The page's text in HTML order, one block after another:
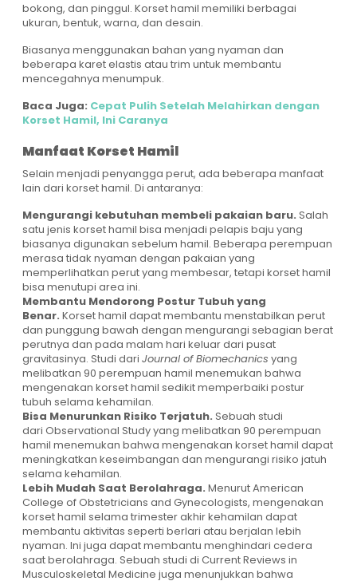
bokong, dan pinggul. Korset hamil memiliki berbagai
ukuran, bentuk, warna, dan desain.
Biasanya menggunakan bahan yang nyaman dan
beberapa karet elastis atau trim untuk membantu
mencegahnya menumpuk.
Baca Juga: Cepat Pulih Setelah Melahirkan dengan
Korset Hamil, Ini Caranya
Manfaat Korset Hamil
Selain menjadi penyangga perut, ada beberapa manfaat
lain dari korset hamil. Di antaranya:
Mengurangi kebutuhan membeli pakaian baru. Salah
satu jenis korset hamil bisa menjadi pelapis baju yang
biasanya digunakan sebelum hamil. Beberapa perempuan
merasa tidak nyaman dengan pakaian yang
memperlihatkan perut yang membesar, tetapi korset hamil
bisa menutupi area ini.
Membantu Mendorong Postur Tubuh yang
Benar. Korset hamil dapat membantu menstabilkan perut
dan punggung bawah dengan mengurangi sebagian berat
perutnya dan pada malam hari keluar dari pusat
gravitasinya. Studi dari Journal of Biomechanics yang
melibatkan 90 perempuan hamil menemukan bahwa
mengenakan korset hamil sedikit memperbaiki postur
tubuh selama kehamilan.
Bisa Menurunkan Risiko Terjatuh. Sebuah studi
dari Observational Studyyang melibatkan 90 perempuan
hamil menemukan bahwa mengenakan korset hamil dapat
meningkatkan keseimbangan dan mengurangi risiko jatuh
selama kehamilan.
Lebih Mudah Saat Berolahraga. MenurutAmerican
College of Obstetricians and Gynecologists, mengenakan
korset hamil selama trimester akhir kehamilan dapat
membantu aktivitas seperti berlari atau berjalan lebih
nyaman. Ini juga dapat membantu menghindari cedera
saat berolahraga. Sebuah studi di Current Reviews in
Musculoskeletal Medicine juga menunjukkan bahwa